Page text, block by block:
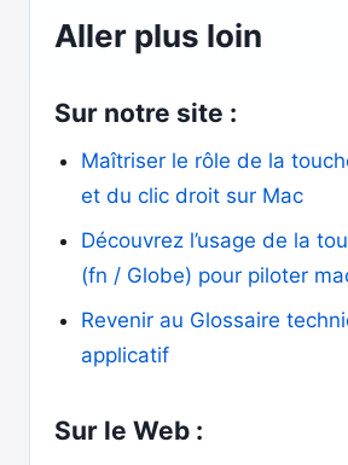
Aller plus loin
Sur notre site :
Maîtriser le rôle de la
et du clic droit sur Mac
Découvrez l’usage de la
(fn / Globe) pour piloter
Revenir au Glossaire
applicatif
Sur le Web :